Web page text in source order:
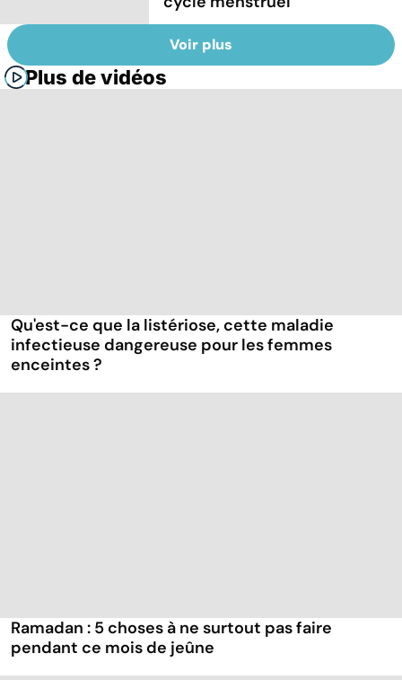
Voir plus
Plus de vidéos
Qu'est-ce que la listériose, cette maladie
infectieuse dangereuse pour les femmes
enceintes ?
Ramadan : 5 choses à ne surtout pas faire
pendant ce mois de jeûne